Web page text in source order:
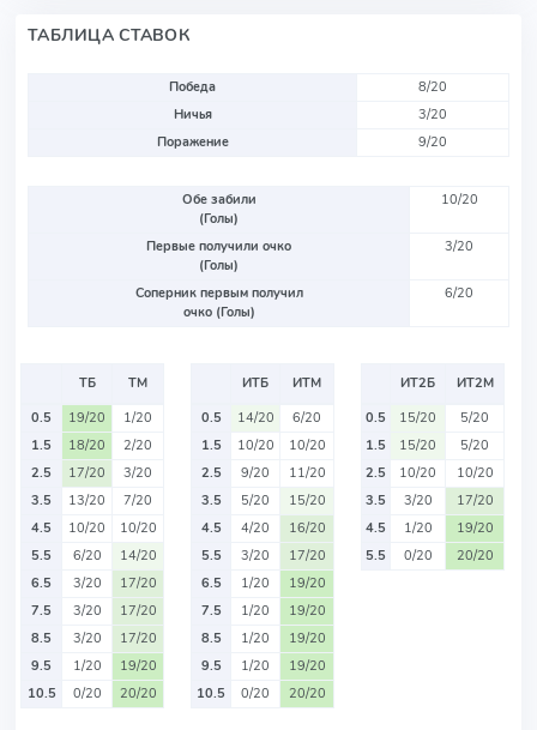
ТАБЛИЦА СТАВОК
Победа
8/20
Ничья
3/20
Поражение
9/20
Обе забили
(Голы)
10/20
Первые получили очко
(Голы)
3/20
Соперник первым получил
очко (Голы)
6/20
ТБ
ТМ
0.5
19/20
1/20
1.5
18/20
2/20
2.5
17/20
3/20
3.5
13/20
7/20
4.5
10/20
10/20
5.5
6/20
14/20
6.5
3/20
17/20
7.5
3/20
17/20
8.5
3/20
17/20
9.5
1/20
19/20
10.5
0/20 20/20
ИТБ
ИТМ
0.5
14/20
6/20
1.5
10/20
10/20
2.5
9/20
11/20
3.5
5/20
15/20
4.5
4/20
16/20
5.5
3/20
17/20
6.5
1/20
19/20
7.5
1/20
19/20
8.5
1/20
19/20
9.5
1/20
19/20
10.5
0/20 20/20
ИТ2Б
ИТ2М
0.5
15/20
5/20
1.5
15/20
5/20
2.5
10/20
10/20
3.5
3/20
17/20
4.5
1/20
19/20
5.5
0/20 20/20